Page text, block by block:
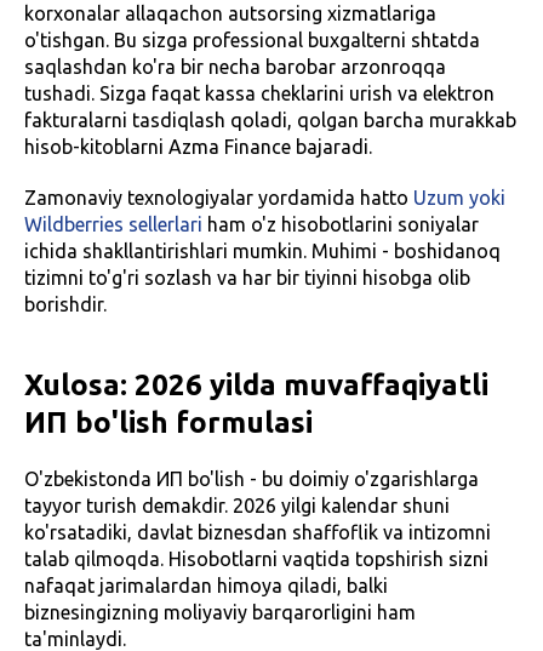
korxonalar allaqachon autsorsing xizmatlariga
o'tishgan. Bu sizga professional buxgalterni shtatda
saqlashdan ko'ra bir necha barobar arzonroqqa
tushadi. Sizga faqat kassa cheklarini urish va elektron
fakturalarni tasdiqlash qoladi, qolgan barcha murakkab
hisob-kitoblarni Azma Finance bajaradi.
Zamonaviy texnologiyalar yordamida hatto Uzum yoki
Wildberries sellerlari ham o'z hisobotlarini soniyalar
ichida shakllantirishlari mumkin. Muhimi - boshidanoq
tizimni to'g'ri sozlash va har bir tiyinni hisobga olib
borishdir.
Xulosa: 2026 yilda muvaffaqiyatli
ИП bo'lish formulasi
O'zbekistonda ИП bo'lish - bu doimiy o'zgarishlarga
tayyor turish demakdir. 2026 yilgi kalendar shuni
ko'rsatadiki, davlat biznesdan shaffoflik va intizomni
talab qilmoqda. Hisobotlarni vaqtida topshirish sizni
nafaqat jarimalardan himoya qiladi, balki
biznesingizning moliyaviy barqarorligini ham
ta'minlaydi.